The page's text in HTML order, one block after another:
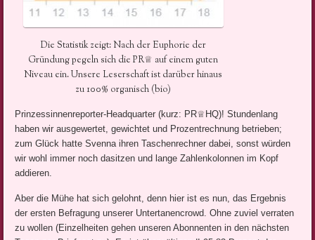
Die Statistik zeigt: Nach der Euphorie der
Gründung pegeln sich die PR♕ auf einem guten
Niveau ein. Unsere Leserschaft ist darüber hinaus
zu 100% organisch (bio)
Prinzessinnenreporter-Headquarter (kurz: PR♕HQ)! Stundenlang
haben wir ausgewertet, gewichtet und Prozentrechnung betrieben;
zum Glück hatte Svenna ihren Taschenrechner dabei, sonst würden
wir wohl immer noch dasitzen und lange Zahlenkolonnen im Kopf
addieren.
Aber die Mühe hat sich gelohnt, denn hier ist es nun, das Ergebnis
der ersten Befragung unserer Untertanencrowd. Ohne zuviel verraten
zu wollen (Einzelheiten gehen unseren Abonnenten in den nächsten